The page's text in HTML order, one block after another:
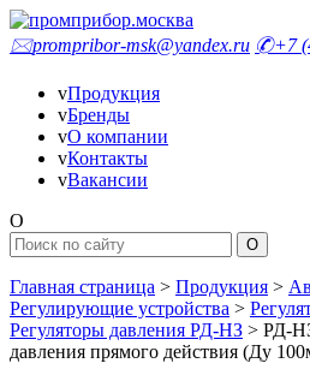
🖂prompribor-msk@yandex.ru ✆+7
vПродукция
vБренды
vО компании
vКонтакты
vВакансии
O
Главная страница > Продукция >
Регулирующие устройства >
Регуляторы давления РД-НЗ > РД-
давления прямого действия (Ду